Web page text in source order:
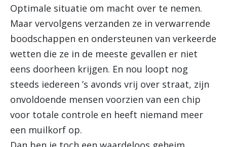
Optimale situatie om macht over te nemen.
Maar vervolgens verzanden ze in verwarrende
boodschappen en ondersteunen van verkeerde
wetten die ze in de meeste gevallen er niet
eens doorheen krijgen. En nou loopt nog
steeds iedereen ’s avonds vrij over straat, zijn
onvoldoende mensen voorzien van een chip
voor totale controle en heeft niemand meer
een muilkorf op.